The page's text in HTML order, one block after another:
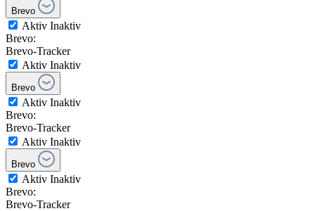
Brevo
Aktiv Inaktiv
Brevo:
Brevo-Tracker
Aktiv Inaktiv
Brevo
Aktiv Inaktiv
Brevo:
Brevo-Tracker
Aktiv Inaktiv
Brevo
Aktiv Inaktiv
Brevo:
Brevo-Tracker